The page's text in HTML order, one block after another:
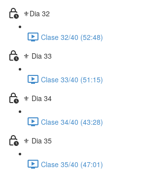
⚜️Dia 32
Clase 32/40 (52:48)
⚜️ Dia 33
Clase 33/40 (51:15)
⚜️ Dia 34
Clase 34/40 (43:28)
⚜️ Dia 35
Clase 35/40 (47:01)